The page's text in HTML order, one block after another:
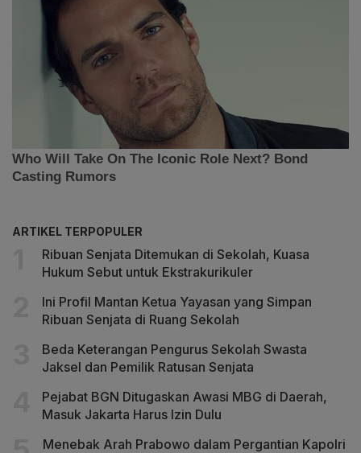
ARTIKEL TERPOPULER
Ribuan Senjata Ditemukan di Sekolah, Kuasa
Hukum Sebut untuk Ekstrakurikuler
Ini Profil Mantan Ketua Yayasan yang Simpan
Ribuan Senjata di Ruang Sekolah
Beda Keterangan Pengurus Sekolah Swasta
Jaksel dan Pemilik Ratusan Senjata
Pejabat BGN Ditugaskan Awasi MBG di Daerah,
Masuk Jakarta Harus Izin Dulu
Menebak Arah Prabowo dalam Pergantian Kapolri